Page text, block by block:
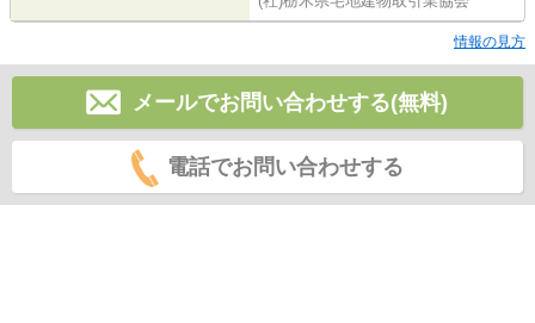
情報の見方
メールでお問い合わせする(無料)
電話でお問い合わせする